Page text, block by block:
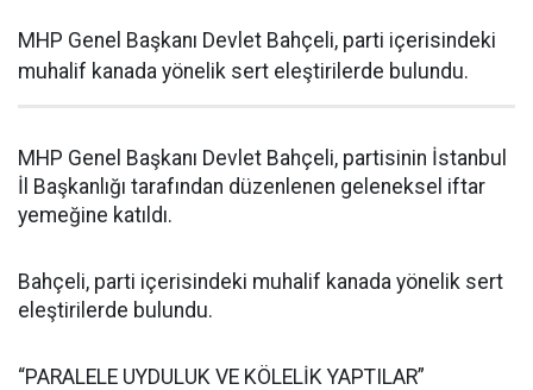
MHP Genel Başkanı Devlet Bahçeli, parti içerisindeki
muhalif kanada yönelik sert eleştirilerde bulundu.
MHP Genel Başkanı Devlet Bahçeli, partisinin İstanbul
İl Başkanlığı tarafından düzenlenen geleneksel iftar
yemeğine katıldı.
Bahçeli, parti içerisindeki muhalif kanada yönelik sert
eleştirilerde bulundu.
“PARALELE UYDULUK VE KÖLELİK YAPTILAR”